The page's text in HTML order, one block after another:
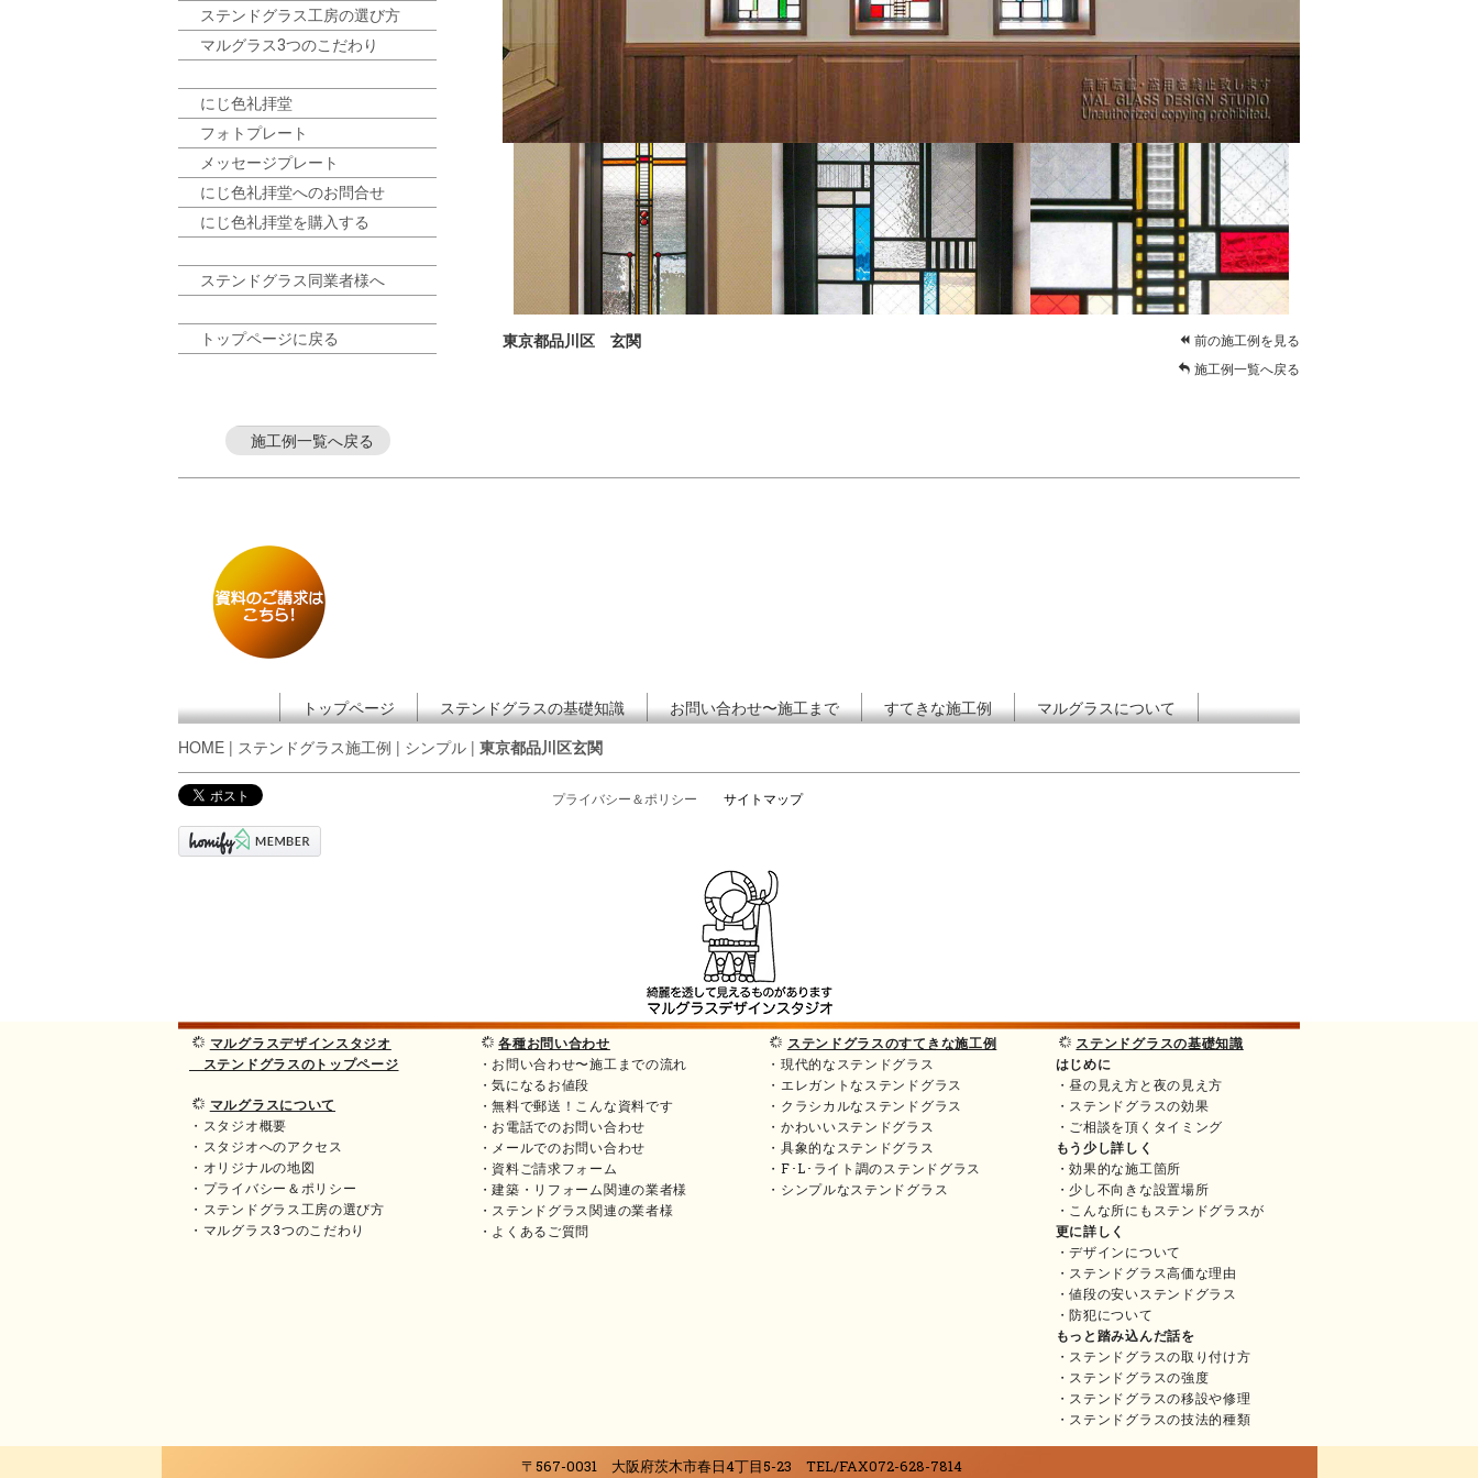
東京都品川区 玄関
前の施工例を見る
施工例一覧へ戻る
ステンドグラス工房の選び方
マルグラス3つのこだわり
にじ色礼拝堂
フォトプレート
メッセージプレート
にじ色礼拝堂へのお問合せ
にじ色礼拝堂を購入する
ステンドグラス同業者様へ
トップページに戻る
施工例一覧へ戻る
トップページ ステンドグラスの基礎知識 お問い合わせ〜施工まで すてきな施工例
マルグラスについて
HOME | ステンドグラス施工例 | シンプル | 東京都品川区玄関
プライバシー＆ポリシー サイトマップ
マルグラスデザインスタジオ
ステンドグラスのトップページ
マルグラスについて
・スタジオ概要
・スタジオへのアクセス
・オリジナルの地図
・プライバシー＆ポリシー
・ステンドグラス工房の選び方
・マルグラス3つのこだわり
各種お問い合わせ
・お問い合わせ〜施工までの流れ
・気になるお値段
・無料で郵送！こんな資料です
・お電話でのお問い合わせ
・メールでのお問い合わせ
・資料ご請求フォーム
・建築・リフォーム関連の業者様
・ステンドグラス関連の業者様
・よくあるご質問
ステンドグラスのすてきな施工例
・現代的なステンドグラス
・エレガントなステンドグラス
・クラシカルなステンドグラス
・かわいいステンドグラス
・具象的なステンドグラス
・F･L･ライト調のステンドグラス
・シンプルなステンドグラス
ステンドグラスの基礎知識
はじめに
・昼の見え方と夜の見え方
・ステンドグラスの効果
・ご相談を頂くタイミング
もう少し詳しく
・効果的な施工箇所
・少し不向きな設置場所
・こんな所にもステンドグラスが
更に詳しく
・デザインについて
・ステンドグラス高価な理由
・値段の安いステンドグラス
・防犯について
もっと踏み込んだ話を
・ステンドグラスの取り付け方
・ステンドグラスの強度
・ステンドグラスの移設や修理
・ステンドグラスの技法的種類
〒567-0031 大阪府茨木市春日4丁目5-23 TEL/FAX072-628-7814